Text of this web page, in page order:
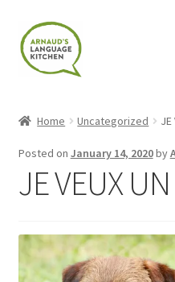
Skip
to
navigation
Skip
to
content
Blog
Checkout
Home Uncategorized JE
Posted on January 14, 2020by
JE VEUX